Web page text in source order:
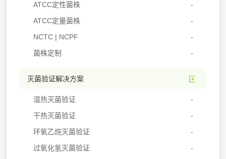
ATCC定性菌株
ATCC定量菌株
NCTC | NCPF
菌株定制
灭菌验证解决方案
湿热灭菌验证
干热灭菌验证
环氧乙烷灭菌验证
过氧化氢灭菌验证